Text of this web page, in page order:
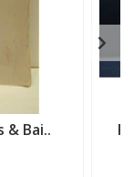
& Bai..